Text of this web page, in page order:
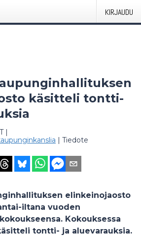
KIRJAUDU
käsitteli tontti-
|
| Tiedote
elinkeinojaosto
iltana vuoden
Kokouksessa
tontti- ja aluevarauksia.